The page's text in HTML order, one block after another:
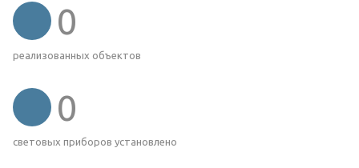
0
реализованных объектов
0
световых приборов установлено